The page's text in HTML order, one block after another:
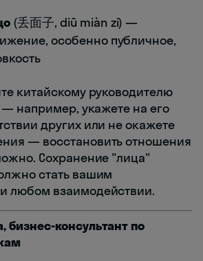
(丢面子, diū miàn zi) —
особенно публичное,
китайскому руководителю
— например, укажете на его
других или не окажете
— восстановить отношения
Сохранение "лица"
стать вашим
любом взаимодействии.
бизнес-консультант по